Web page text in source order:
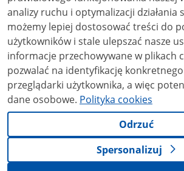
analizy ruchu i optymalizacji działania strony.
możemy lepiej dostosować treści do
użytkowników i stale ulepszać nasze usługi.
informacje przechowywane w plikach
pozwalać na identyfikację
przeglądarki użytkownika, a więc
dane osobowe. Polityka cookies
Odrzuć
Spersonalizuj